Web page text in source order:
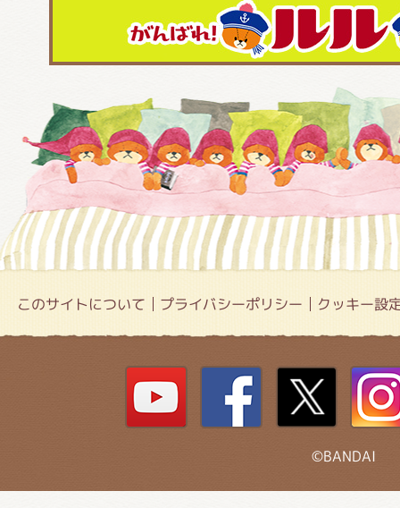
このサイトについて プライバシーポリシー クッキー設
©BANDAI